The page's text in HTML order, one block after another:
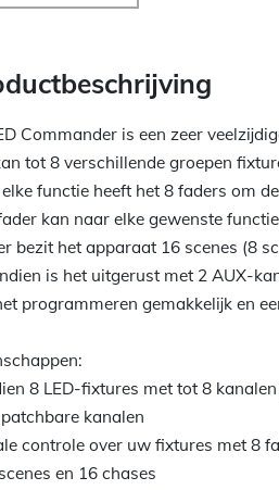
Commander is een zeer
tot 8 verschillende groepen
functie heeft het 8 faders om
kan naar elke gewenste
bezit het apparaat 16 scenes (8
is het uitgerust met 2 AUX-
programmeren gemakkelijk en
8 LED-fixtures met tot 8
kanalen
controle over uw fixtures met 8
en 16 chases